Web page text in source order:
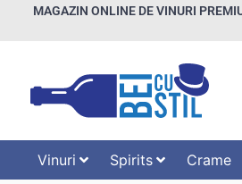
MAGAZIN ONLINE DE VINURI
Vinuri Spirits Crame